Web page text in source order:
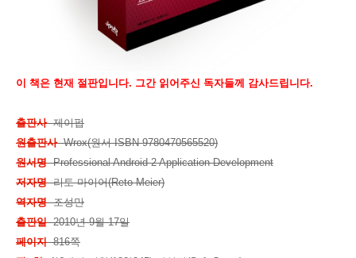
이 책은 현재 절판입니다. 그간 읽어주신 독자들께 감사드립니다.
출판사제이펍
원출판사Wrox(원서 ISBN 9780470565520)
원서명Professional Android 2 Application Development
저자명리토 마이어(Reto Meier)
역자명조성만
출판일2010년 9월 17일
페이지816쪽